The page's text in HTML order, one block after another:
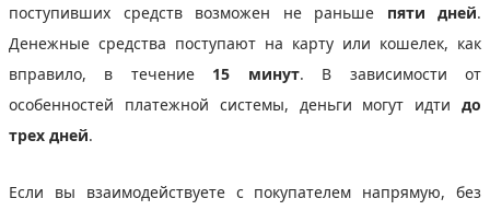
поступивших средств возможен не раньше пяти дней.
Денежные средства поступают на карту или кошелек, как
вправило, в течение15 минут. В зависимости от
особенностей платежной системы, деньги могут идти до
трех дней.
Если вы взаимодействуете с покупателем напрямую, без